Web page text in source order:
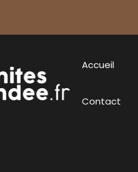
Accueil
Contact